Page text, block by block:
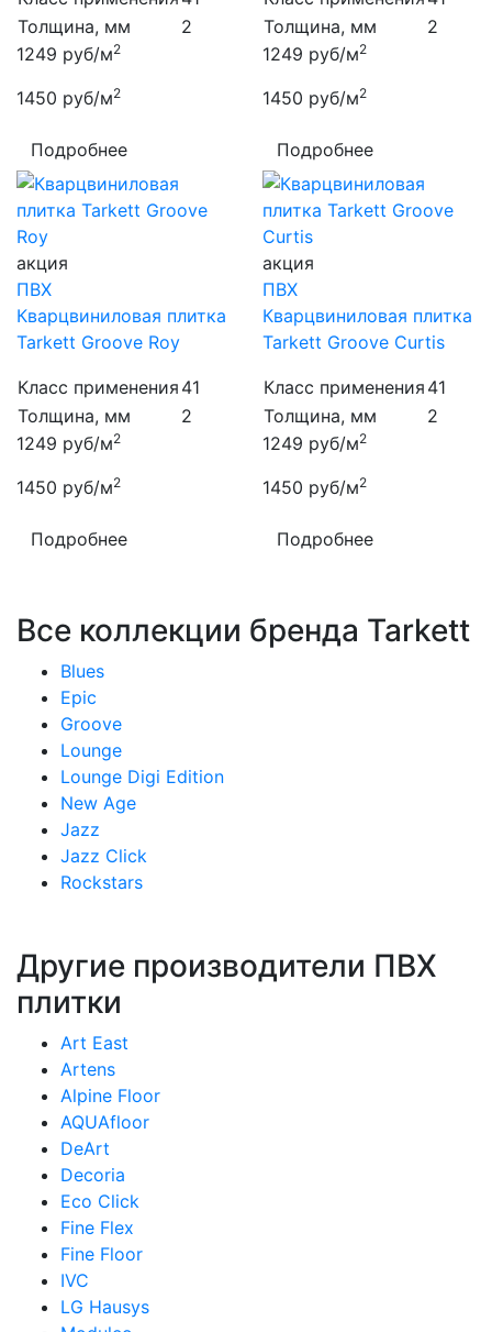
Толщина, мм
2
1249 руб/м2
1450 руб/м2
Подробнее
Толщина, мм
2
1249 руб/м2
1450 руб/м2
Подробнее
акция
ПВХ
Кварцвиниловая плитка
Tarkett Groove Roy
Класс применения 41
Толщина, мм
2
1249 руб/м2
1450 руб/м2
Подробнее
акция
ПВХ
Кварцвиниловая плитка
Tarkett Groove Curtis
Класс применения 41
Толщина, мм
2
1249 руб/м2
1450 руб/м2
Подробнее
Все коллекции бренда Tarkett
Blues
Epic
Groove
Lounge
Lounge Digi Edition
New Age
Jazz
Jazz Click
Rockstars
Другие производители ПВХ
плитки
Art East
Artens
Alpine Floor
AQUAfloor
DeArt
Decoria
Eco Click
Fine Flex
Fine Floor
IVC
LG Hausys